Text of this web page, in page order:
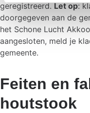
geregistreerd.Let op:
doorgegeven aan de
het Schone Lucht
aangesloten, meld je
gemeente.
Feiten en
houtstook